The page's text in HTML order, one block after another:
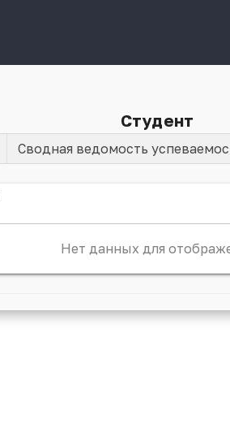
Студент
Сводная ведомость
Нет данных для